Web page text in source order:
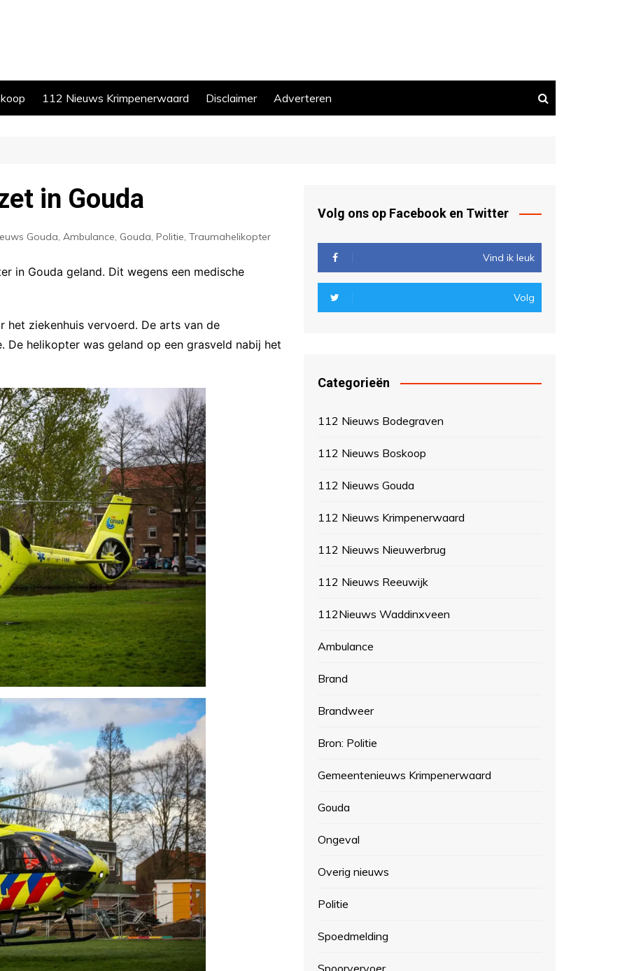
112 Nieuws Krimpenerwaard Disclaimer Adverteren
in Gouda
Gouda, Ambulance, Gouda, Politie, Traumahelikopter
in Gouda geland. Dit wegens een medische
het ziekenhuis vervoerd. De arts van de
De helikopter was geland op een grasveld nabij het
Volg ons op Facebook en Twitter
Vind ik leuk
Volg
Categorieën
112 Nieuws Bodegraven
112 Nieuws Boskoop
112 Nieuws Gouda
112 Nieuws Krimpenerwaard
112 Nieuws Nieuwerbrug
112 Nieuws Reeuwijk
112Nieuws Waddinxveen
Ambulance
Brand
Brandweer
Bron: Politie
Gemeentenieuws Krimpenerwaard
Gouda
Ongeval
Overig nieuws
Politie
Spoedmelding
Spoorvervoer